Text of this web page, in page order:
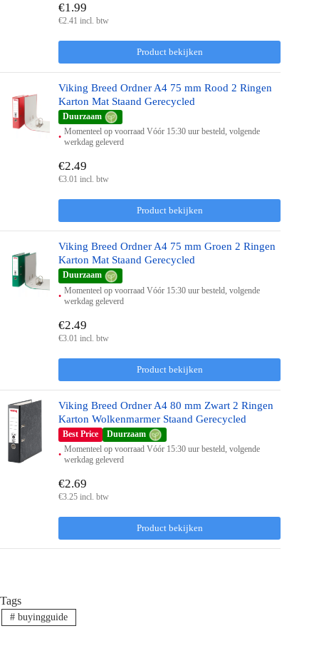
Product bekijken
€1.99
€2.41 incl. btw
Viking Breed Ordner A4 75 mm Rood 2 Ringen
Karton Mat Staand Gerecycled
Duurzaam
Momenteel op voorraad Vóór 15:30 uur besteld, volgende
werkdag geleverd
Product bekijken
€2.49
€3.01 incl. btw
Viking Breed Ordner A4 75 mm Groen 2 Ringen
Karton Mat Staand Gerecycled
Duurzaam
Momenteel op voorraad Vóór 15:30 uur besteld, volgende
werkdag geleverd
Product bekijken
€2.49
€3.01 incl. btw
Viking Breed Ordner A4 80 mm Zwart 2 Ringen
Karton Wolkenmarmer Staand Gerecycled
Best Price
Duurzaam
Momenteel op voorraad Vóór 15:30 uur besteld, volgende
werkdag geleverd
Product bekijken
€2.69
€3.25 incl. btw
Tags
#buyingguide